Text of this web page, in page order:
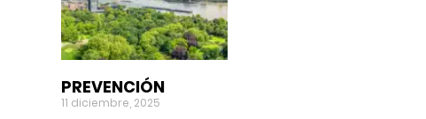
PREVENCIÓN
11 diciembre, 2025